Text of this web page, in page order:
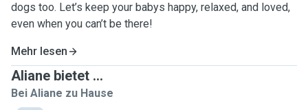
dogs too. Let’s keep your babys happy, relaxed, and loved,
even when you can’t be there!
Mehr lesen
Aliane bietet ...
Bei Aliane zu Hause